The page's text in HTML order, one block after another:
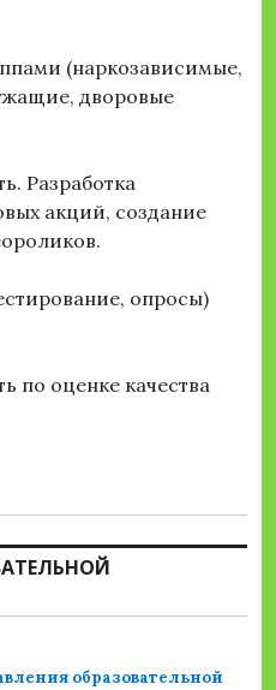
(наркозависимые,
дворовые
Разработка
акций, создание
опросы)
по оценке качества
образовательной